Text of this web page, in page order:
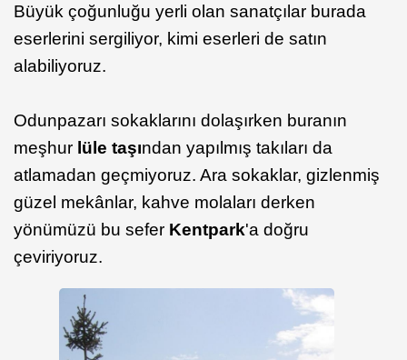
Büyük çoğunluğu yerli olan sanatçılar burada
eserlerini sergiliyor, kimi eserleri de satın
alabiliyoruz.
Odunpazarı sokaklarını dolaşırken buranın
meşhur lüle taşından yapılmış takıları da
atlamadan geçmiyoruz. Ara sokaklar, gizlenmiş
güzel mekânlar, kahve molaları derken
yönümüzü bu sefer Kentpark'a doğru
çeviriyoruz.